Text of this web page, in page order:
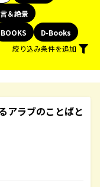
＆絶景
BOOKS
D-Books
絞り込み条件を追加
アラブのことばと